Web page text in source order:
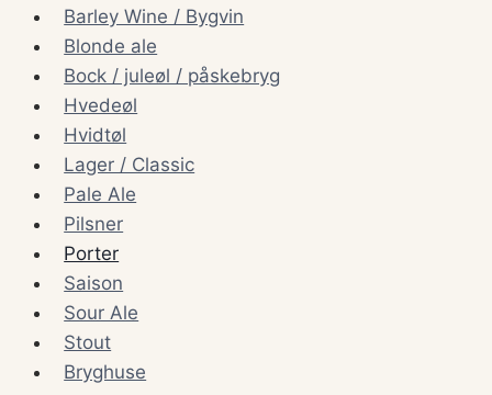
Barley Wine / Bygvin
Blonde ale
Bock / juleøl / påskebryg
Hvedeøl
Hvidtøl
Lager / Classic
Pale Ale
Pilsner
Porter
Saison
Sour Ale
Stout
Bryghuse